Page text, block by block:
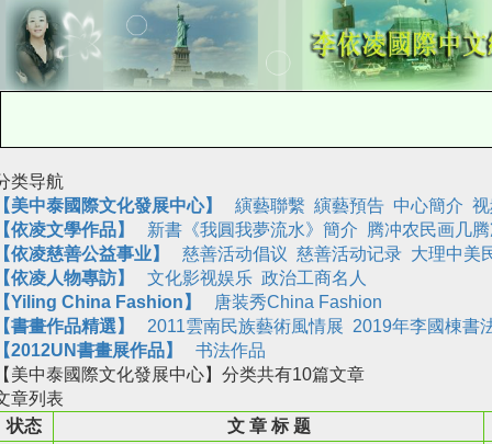
类导航
美中泰國際文化發展中心】 縯藝聯繫 縯藝預告 中心簡介
依凌文學作品】
新書《我圓我夢流水》簡介
腾冲农民画几
依凌慈善公益事业】
慈善活动倡议 慈善活动记录 大理中美
依凌人物專訪】
文化影视娱乐 政治工商名人
Yiling China Fashion】
唐装秀China Fashion
書畫作品精選】
2011雲南民族藝術風情展 2019年李國棟書
2012UN書畫展作品】
书法作品
美中泰國際文化發展中心】 分类共有10篇文章
章列表
状态
文 章 标 题